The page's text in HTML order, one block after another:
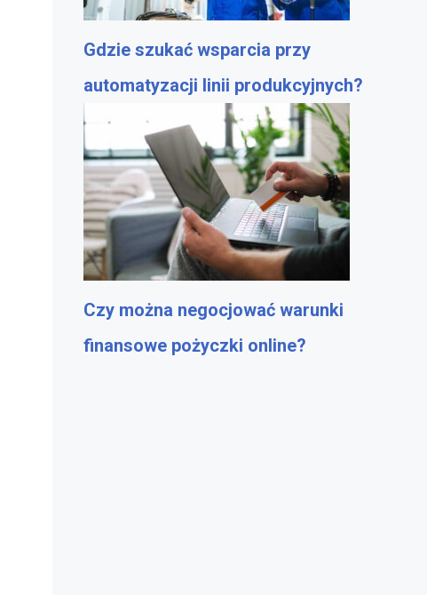
Gdzie szukać wsparcia przy
automatyzacji linii produkcyjnych?
Czy można negocjować warunki
finansowe pożyczki online?